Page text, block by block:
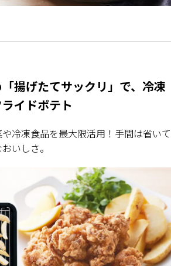
揚げたてサックリ」で、冷凍
イドポテト
冷凍食品を最大限活用！手間は省いて
いしさ。